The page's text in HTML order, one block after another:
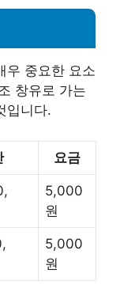
우 중요한 요소
창유로 가는
입니다.
요금
5,000
원
5,000
원